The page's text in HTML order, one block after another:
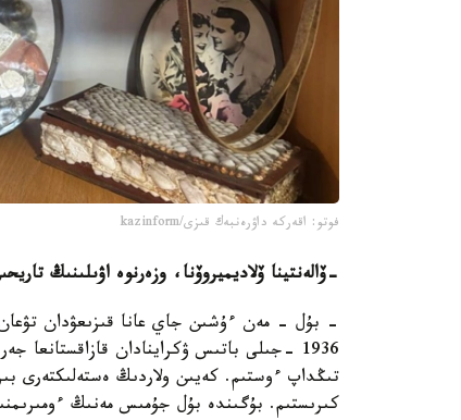
فوتو: اقەركە داۋرەنبەك قىزى/kazinform
-ۆالەنتينا ۆلاديميروۆنا، وزەرنوە اۋىلىنىڭ
- بۇل - مەن ءۇشىن جاي عانا قىزىعۋدان
1936 -جىلى باتىس ۋكراينادان
تىڭداپ ءوستىم. كەيىن ولاردىڭ ەستەلىكتەرى
كىرىستىم. بۇگىندە بۇل جۇمىس مەنىڭ